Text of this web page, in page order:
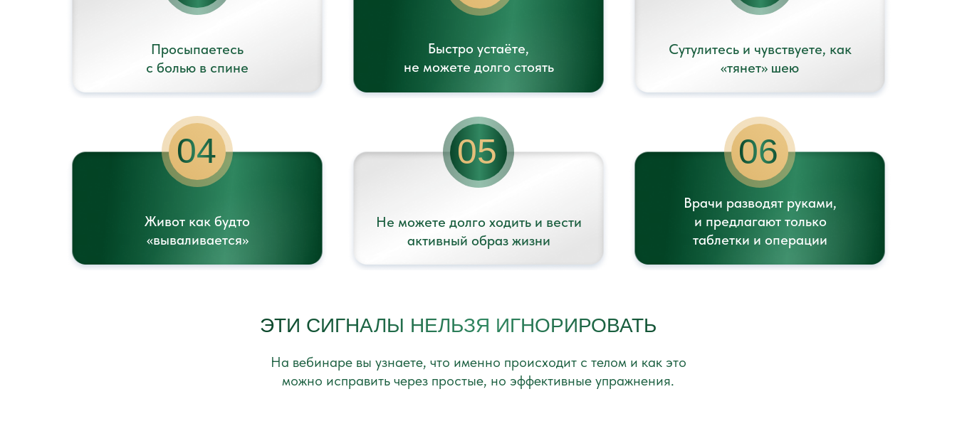
ЭТИ СИГНАЛЫ НЕЛЬЗЯ ИГНОРИРОВАТЬ
На вебинаре вы узнаете, что именно происходит с телом и как это
можно исправить через простые, но эффективные упражнения.
Просыпаетесь
с болью в спине
Не можете долго ходить и вести
активный образ жизни
05
Сутулитесь и чувствуете, как
«тянет» шею
Быстро устаёте,
не можете долго стоять
Врачи разводят руками,
и предлагают только
таблетки и операции
06
Живот как будто
«вываливается»
04